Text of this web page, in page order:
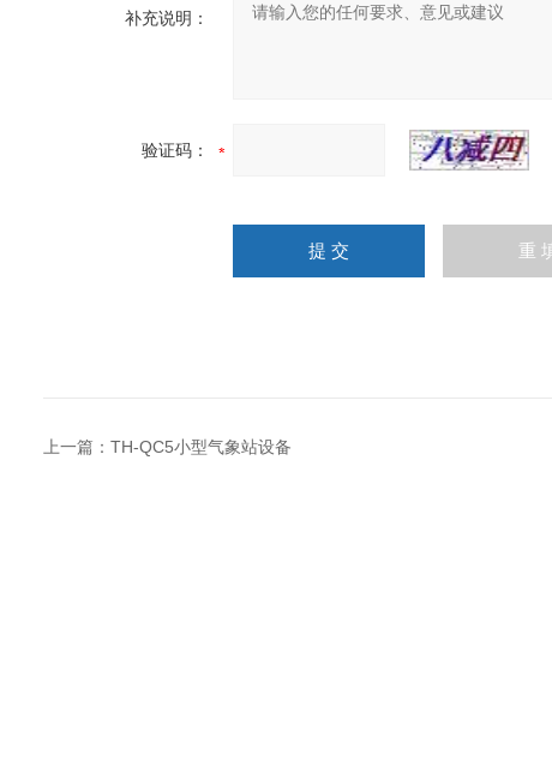
补充说明：
验证码：
上一篇： TH-QC5小型气象站设备